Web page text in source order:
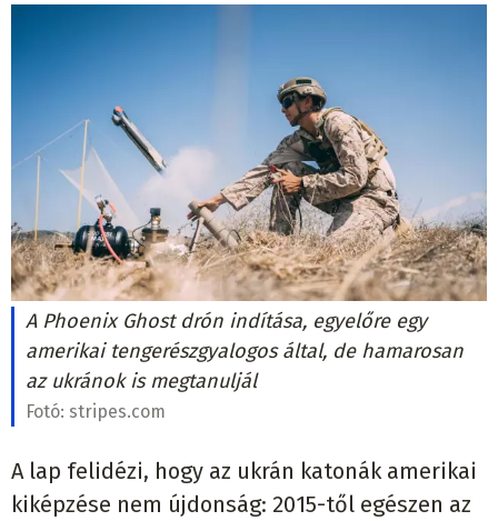
A Phoenix Ghost drón indítása, egyelőre egy
amerikai tengerészgyalogos által, de hamarosan
az ukránok is megtanuljál
Fotó: stripes.com
A lap felidézi, hogy az ukrán katonák amerikai
kiképzése nem újdonság: 2015-től egészen az